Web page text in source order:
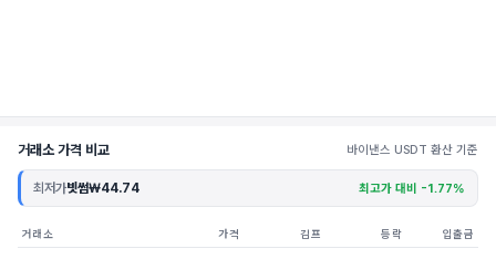
거래소 가격 비교 바이낸스 USDT 환산 기준
최저가빗썸₩44.74 최고가 대비 -1.77%
거래소 가격 김프 등락 입출금